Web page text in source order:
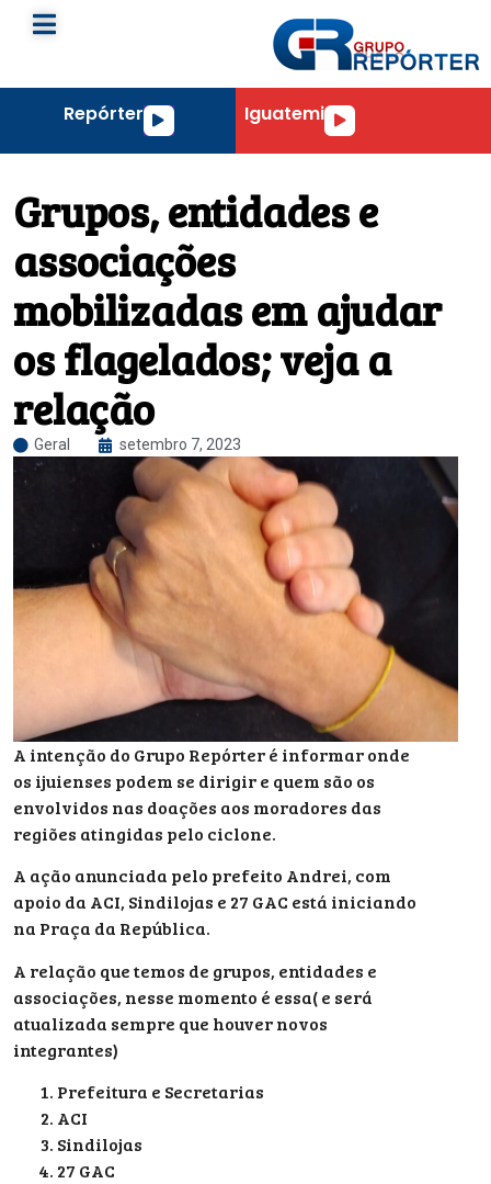
RepórterTocador
IguatemiTocador
Grupos, entidades e
associações
mobilizadas em ajudar
os flagelados; veja a
relação
Geral setembro 7, 2023
A intenção do Grupo Repórter é informar onde
os ijuienses podem se dirigir e quem são os
envolvidos nas doações aos moradores das
regiões atingidas pelo ciclone.
A ação anunciada pelo prefeito Andrei, com
apoio da ACI, Sindilojas e 27 GAC está iniciando
na Praça da República.
A relação que temos de grupos, entidades e
associações, nesse momento é essa( e será
atualizada sempre que houver novos
integrantes)
Prefeitura e Secretarias
ACI
Sindilojas
27 GAC